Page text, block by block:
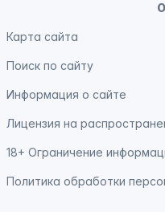
Карта сайта
Поиск по сайту
Информация о сайте
Лицензия на
18+ Ограничение
Политика обработки